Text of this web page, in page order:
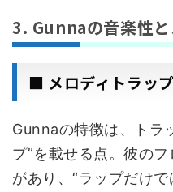
3. Gunnaの音楽性
■ メロディトラッ
Gunnaの特徴は、トラ
プ”を載せる点。彼の
があり、“ラップだけ